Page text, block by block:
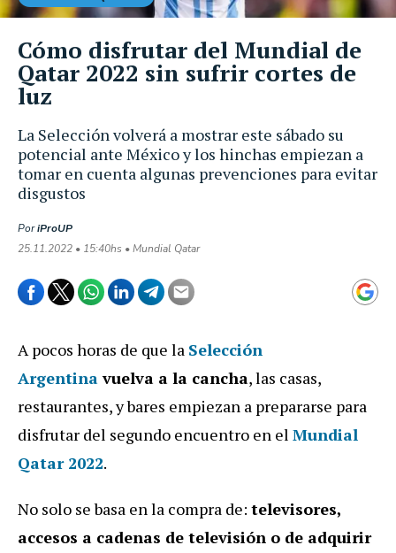
La Selección volverá a mostrar este sábado su
potencial ante México y los hinchas empiezan a
tomar en cuenta algunas prevenciones para evitar
disgustos
PoriProUP
25.11.2022 • 15:40hs • Mundial Qatar
Cómo disfrutar del Mundial de
Qatar 2022 sin sufrir cortes de
luz
A pocos horas de que la Selección
Argentinavuelva a la cancha, las casas,
restaurantes, y bares empiezan a prepararse para
disfrutar del segundo encuentro en el Mundial
Qatar 2022.
No solo se basa en la compra de: televisores,
accesos a cadenas de televisión o de adquirir